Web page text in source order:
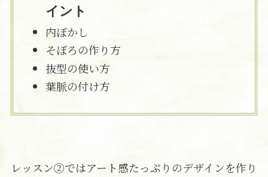
イント
内ぼかし
そぼろの作り方
抜型の使い方
葉脈の付け方
レッスン②ではアート感たっぷりのデザインを作り